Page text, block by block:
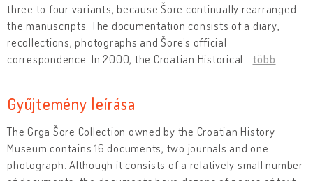
three to four variants, because Šore continually rearranged
the manuscripts. The documentation consists of a diary,
recollections, photographs and Šore’s official
correspondence. In 2000, the Croatian Historical
több
Gyűjtemény leírása
The Grga Šore Collection owned by the Croatian History
Museum contains 16 documents, two journals and one
photograph. Although it consists of a relatively small number